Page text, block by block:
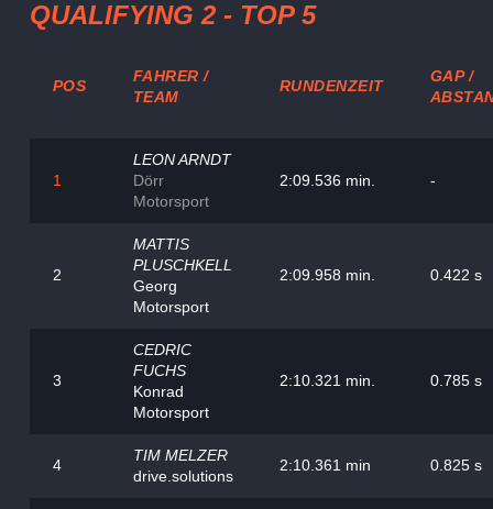
QUALIFYING 2 - TOP 5
POS
FAHRER /
TEAM
RUNDENZEIT
GAP /
1
LEON ARNDT
Dörr
Motorsport
2:09.536 min. -
2
MATTIS
PLUSCHKELL
Georg
Motorsport
2:09.958 min. 0.422 s
3
CEDRIC
FUCHS
Konrad
Motorsport
2:10.321 min. 0.785 s
4
TIM MELZER
drive.solutions
2:10.361 min 0.825 s